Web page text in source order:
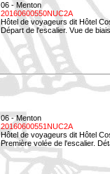
06 - Menton
20160600550NUC2A
Hôtel de voyageurs dit Hôtel
Départ de l'escalier. Vue de
06 - Menton
20160600551NUC2A
Hôtel de voyageurs dit Hôtel
Première volée de l'escalier.